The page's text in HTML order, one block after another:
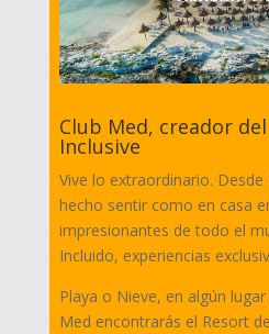
Club Med, creador
Inclusive
Vive lo extraordinario.
hecho sentir como en casa
impresionantes de todo el
Incluido, experiencias
Playa o Nieve, en algún
Med encontrarás el Resort